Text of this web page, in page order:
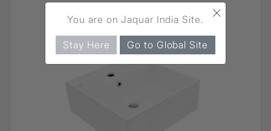
×
You are on Jaquar India Site.
Stay Here Go to Global Site